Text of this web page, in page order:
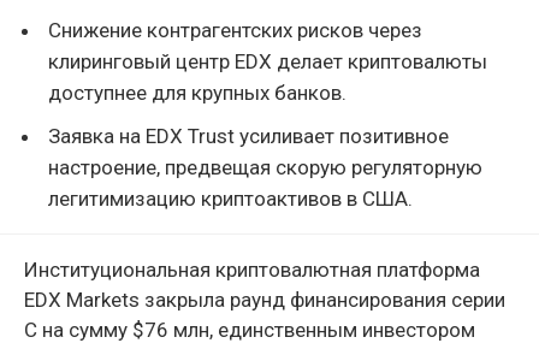
Снижение контрагентских рисков через
клиринговый центр EDX делает криптовалюты
доступнее для крупных банков.
Заявка на EDX Trust усиливает позитивное
настроение, предвещая скорую регуляторную
легитимизацию криптоактивов в США.
Институциональная криптовалютная платформа
EDX Markets закрыла раунд финансирования серии
C на сумму $76 млн, единственным инвестором